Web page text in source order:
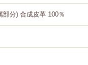
分) 合成皮革 100％